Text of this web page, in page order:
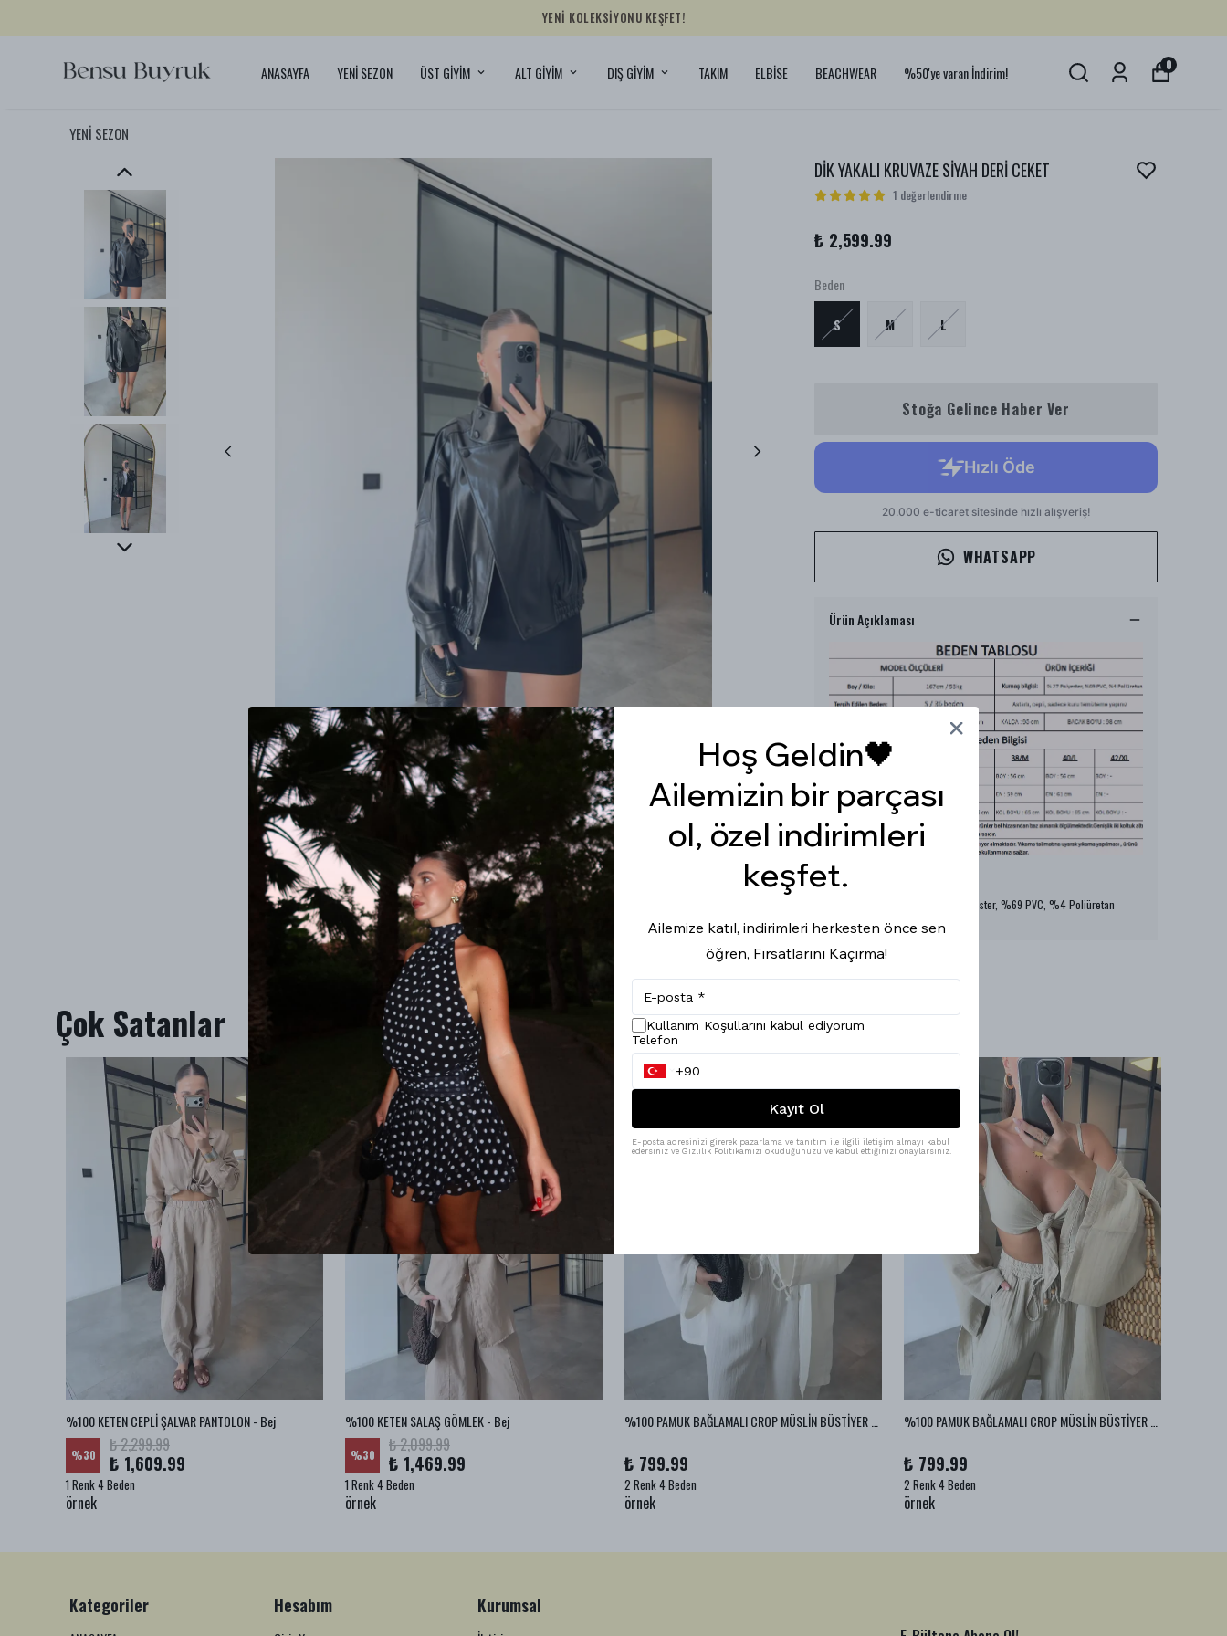
YENİ KOLEKSİYONU KEŞFET!
ANASAYFA YENİ SEZON ÜST GİYİM ALT GİYİM DIŞ GİYİM TAKIM ELBİSE BEACHWEAR %50'ye varan İndirim! 0
YENİ SEZON
DİK YAKALI KRUVAZE SİYAH DERİ CEKET
1 değerlendirme
₺ 2,599.99
Beden
S M L
Stoğa Gelince Haber Ver
WHATSAPP
Ürün Açıklaması
Model Ölçüleri : 167cm/53kg
Modelin Beden : S beden
Ürün İçeriği : % 27 Polyester, %69 PVC, %4 Poliüretan
Ürün Boyu : 56 cm
Çok Satanlar
%100 KETEN CEPLİ ŞALVAR PANTOLON - Bej
%30 ₺ 2,299.99
₺ 1,609.99
1 Renk 4 Beden
örnek
%100 KETEN SALAŞ GÖMLEK - Bej
%30 ₺ 2,099.99
₺ 1,469.99
1 Renk 4 Beden
örnek
₺ 799.99
2 Renk 4 Beden
örnek
₺ 799.99
2 Renk 4 Beden
örnek
Kategoriler Hesabım Kurumsal
Hoş Geldin🖤
Ailemizin bir parçası
ol, özel indirimleri
keşfet.
Ailemize katıl, indirimleri herkesten önce sen
öğren, Fırsatlarını Kaçırma!
Kullanım Koşullarını kabul ediyorum
Telefon
Kayıt Ol
E-posta adresinizi girerek pazarlama ve tanıtım ile ilgili iletişim almayı kabul
edersiniz ve Gizlilik Politikamızı okuduğunuzu ve kabul ettiğinizi onaylarsınız.